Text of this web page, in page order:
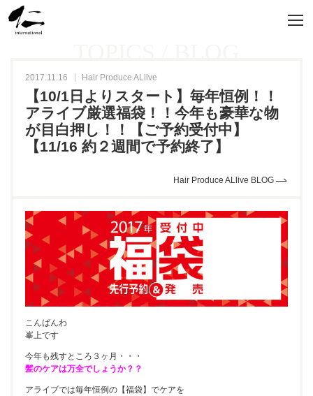
2017.11.16 Hair Produce ALlive
【10/1日よりスタート】毎年恒例！！
アライブ厳選福袋！！今年も豪華な物
が目白押し！！【ご予約受付中】
【11/16 約２週間で予約終了】
Hair Produce ALlive BLOG
こんばんわ
峯上です
今年も残すところ３ヶ月・・・
髪のケアは万全でしょうか？？
アライブでは毎年恒例の【福袋】でケアを